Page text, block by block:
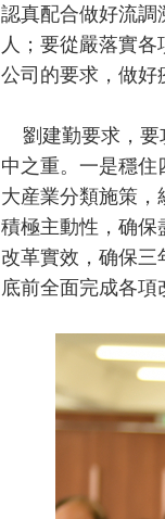
認真配合做好流調
人；要從嚴落實
公司的要求，做好
劉建勤要求，要
中之重。一是穩住
大産業分類施策
積極主動性，确保
改革實效，确保三
底前全面完成各項